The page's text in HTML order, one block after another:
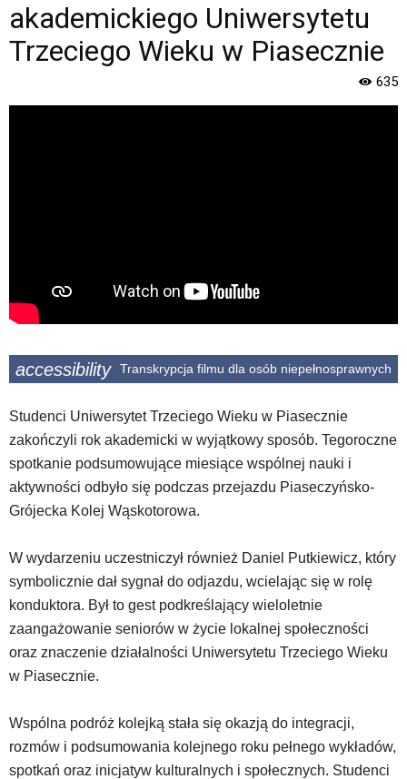
Piaseczno".
Strona
jest
bezpośrednio
pod
wiadomością.
Strona
została
wyposażona
w
dedykowane
skróty
klawiaturowe,
nawigacja
obsługiwana
jest
standardowy
sposób.
Na
się
znajdować
powszechnie
akademickiego Uniwersytetu
Trzeciego Wieku w Piasecznie
635
accessibility Transkrypcja filmu dla osób niepełnosprawnych
Studenci Uniwersytet Trzeciego Wieku w Piasecznie
zakończyli rok akademicki w wyjątkowy sposób. Tegoroczne
spotkanie podsumowujące miesiące wspólnej nauki i
aktywności odbyło się podczas przejazdu Piaseczyńsko-
Grójecka Kolej Wąskotorowa.
W wydarzeniu uczestniczył również Daniel Putkiewicz, który
symbolicznie dał sygnał do odjazdu, wcielając się w rolę
konduktora. Był to gest podkreślający wieloletnie
zaangażowanie seniorów w życie lokalnej społeczności
oraz znaczenie działalności Uniwersytetu Trzeciego Wieku
w Piasecznie.
Wspólna podróż kolejką stała się okazją do integracji,
rozmów i podsumowania kolejnego roku pełnego wykładów,
spotkań oraz inicjatyw kulturalnych i społecznych. Studenci